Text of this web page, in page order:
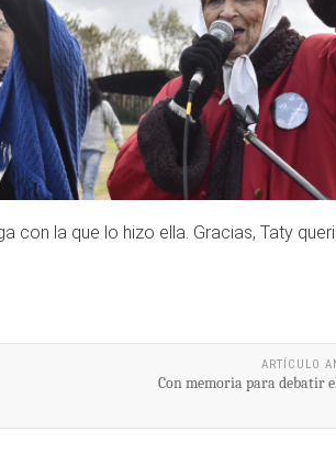
con la que lo hizo ella. Gracias, Taty
ARTÍCULO
Con memoria para debatir